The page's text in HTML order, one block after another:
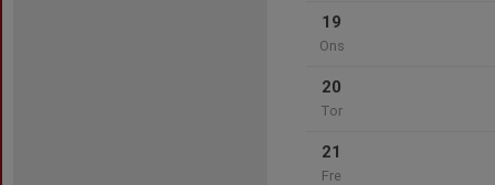
19
Ons
20
Tor
21
Fre